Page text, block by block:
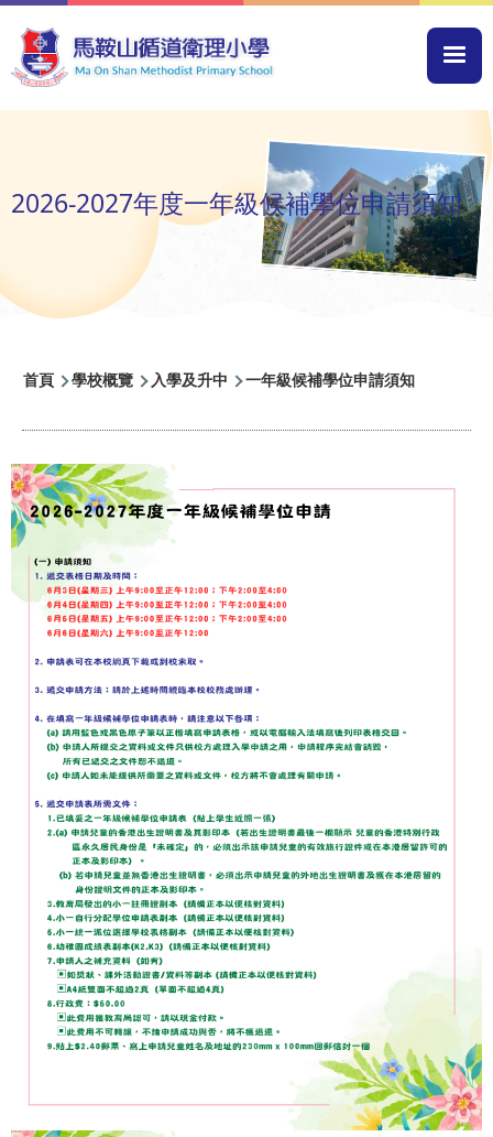
移至主內容
2026-2027年度一年級候補學位申請須知
導
連
結
首頁 學校概覽 入學及升中 一年級候補學位申請須知